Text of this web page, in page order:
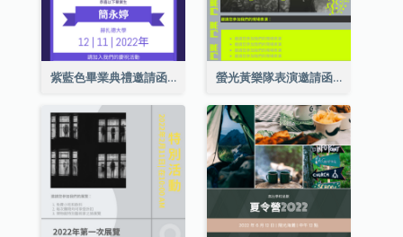
紫藍色畢業典禮邀請函 螢光黃樂隊表演邀請函